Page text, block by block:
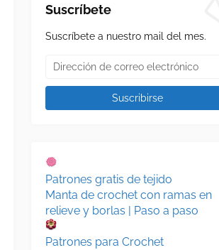
Suscríbete
Suscríbete a nuestro mail del mes.
Patrones gratis de tejido
Manta de crochet con ramas en
relieve y borlas | Paso a paso
Patrones para Crochet